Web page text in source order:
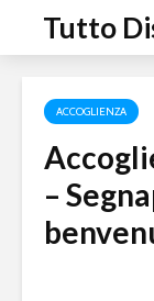
Tutto
ACCOGLIENZA
–